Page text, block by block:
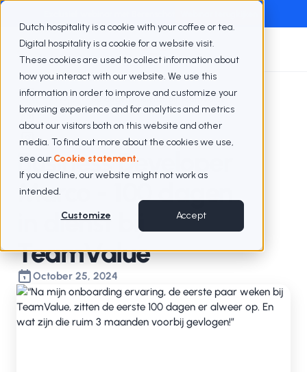
Dutch hospitality is a cookie with your coffee or tea.
Digital hospitality is a cookie for a website visit.
These cookies are used to collect information about
how you interact with our website. We use this
information in order to improve and customize your
browsing experience and for analytics and metrics
about our visitors both on this website and other
media. To find out more about the cookies we use,
see our Cookie statement.
If you decline, our website might not work as
intended.
Customize Accept
Blogs 100 dagen in dienst bij TeamValue
Business Developer
Marco - 100 dagen
in dienst bij
TeamValue
October 25, 2024